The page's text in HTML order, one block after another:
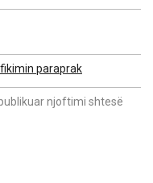
paraprak
njoftimi shtesë